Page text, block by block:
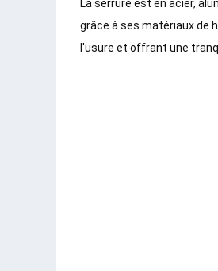
La serrure est en acier,
grâce à ses matériaux de
l'usure et offrant une